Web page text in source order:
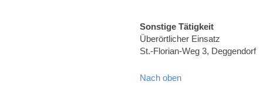
Sonstige Tätigkeit
Überörtlicher Einsatz
St.-Florian-Weg 3, Deggendorf
Nach oben